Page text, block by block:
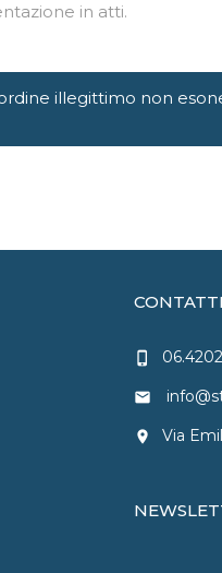
in atti.
illegittimo non
CONTATTI
phone_iphone
email
location_on Via